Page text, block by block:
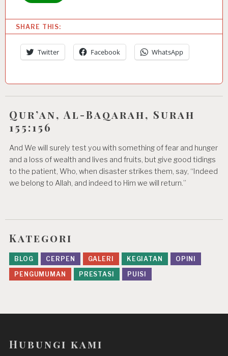
SHARE THIS:
Twitter Facebook WhatsApp
Qur’an, Al-Baqarah, Surah
155:156
And We will surely test you with something of fear and hunger
and a loss of wealth and lives and fruits, but give good tidings
to the patient, Who, when disaster strikes them, say, “Indeed
we belong to Allah, and indeed to Him we will return.”
Kategori
BLOG CERPEN GALERI KEGIATAN
OPINI
PENGUMUMAN
PRESTASI PUISI
Hubungi kami